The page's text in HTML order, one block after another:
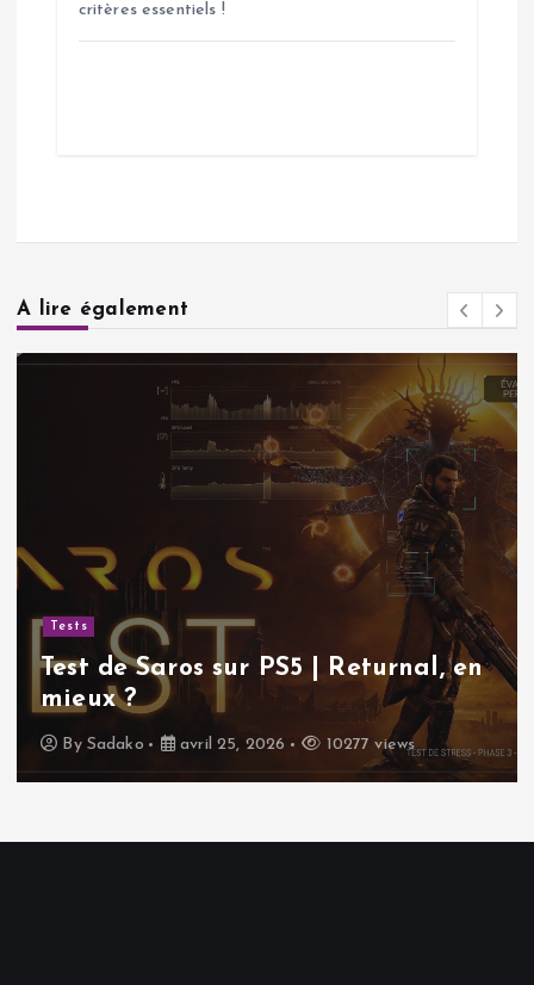
critères essentiels !
A lire également
Tests
Test de Saros sur PS5 | Returnal, en
mieux ?
By Sadako avril 25, 2026 10277 views